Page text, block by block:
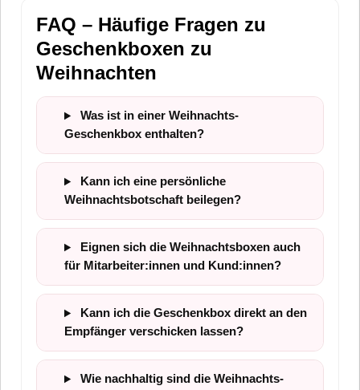
FAQ – Häufige Fragen zu
Geschenkboxen zu
Weihnachten
Was ist in einer Weihnachts-
Geschenkbox enthalten?
Kann ich eine persönliche
Weihnachtsbotschaft beilegen?
Eignen sich die Weihnachtsboxen auch
für Mitarbeiter:innen und Kund:innen?
Kann ich die Geschenkbox direkt an den
Empfänger verschicken lassen?
Wie nachhaltig sind die Weihnachts-